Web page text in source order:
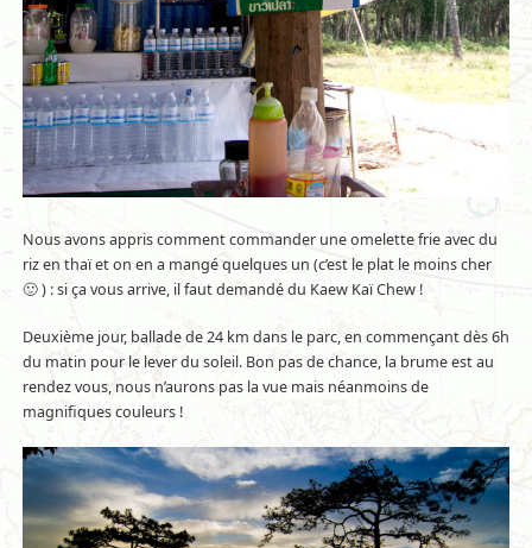
Nous avons appris comment commander une omelette frie avec du
riz en thaï et on en a mangé quelques un (c’est le plat le moins cher
🙂 ) : si ça vous arrive, il faut demandé du Kaew Kaï Chew !
Deuxième jour, ballade de 24 km dans le parc, en commençant dès 6h
du matin pour le lever du soleil. Bon pas de chance, la brume est au
rendez vous, nous n’aurons pas la vue mais néanmoins de
magnifiques couleurs !